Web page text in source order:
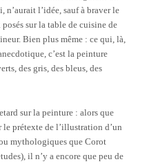
n’aurait l’idée, sauf à braver le
sur la table de cuisine de
Bien plus même : ce qui, là,
c’est la peinture
des gris, des bleus, des
sur la peinture : alors que
le prétexte de l’illustration d’un
mythologiques que Corot
il n’y a encore que peu de